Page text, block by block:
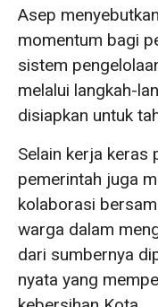
Asep
momentum bagi
sistem
melalui langkah-
disiapkan untuk
Selain kerja keras
pemerintah juga
kolaborasi
warga dalam
dari sumbernya
nyata yang